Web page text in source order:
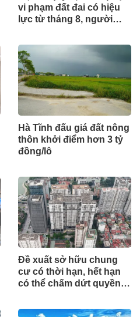
vi phạm đất đai có hiệu
lực từ tháng 8, người
Hà Tĩnh đấu giá đất nông
thôn khởi điểm hơn 3 tỷ
đồng/lô
Đề xuất sở hữu chung
cư có thời hạn, hết hạn
có thể chấm dứt quyền